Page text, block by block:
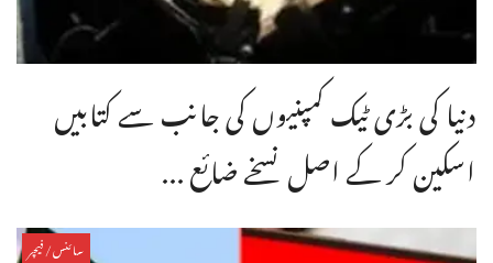
دنیا کی بڑی ٹیک کمپنیوں کی جانب سے کتابیں
اسکین کر کے اصل نسخے ضائع ...
سائنس/فیچر